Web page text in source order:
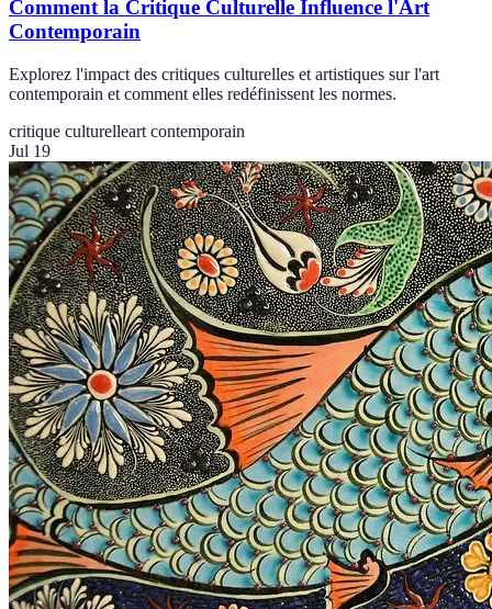
Comment la Critique Culturelle Influence l'Art
Contemporain
Explorez l'impact des critiques culturelles et artistiques sur l'art
contemporain et comment elles redéfinissent les normes.
critique culturelleart contemporain
Jul 19